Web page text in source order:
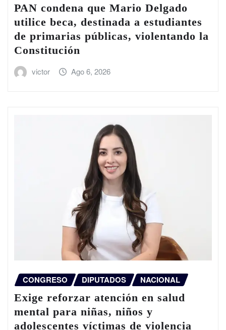
PAN condena que Mario Delgado
utilice beca, destinada a estudiantes
de primarias públicas, violentando la
Constitución
victor Ago 6, 2026
CONGRESO DIPUTADOS NACIONAL
Exige reforzar atención en salud
mental para niñas, niños y
adolescentes víctimas de violencia